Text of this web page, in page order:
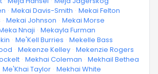
· Mekai Davis-Smith · Mekai Felton
· Mekai Johnson · Mekai Morse
Nnaji · Mekayla Furman
· Me'Kell Burries · Mekelle Bass
· Mekenze Kelley · Mekenzie Rogers
· Mekhai Coleman · Mekhail Bethea
Me'Khai Taylor · Mekhai White